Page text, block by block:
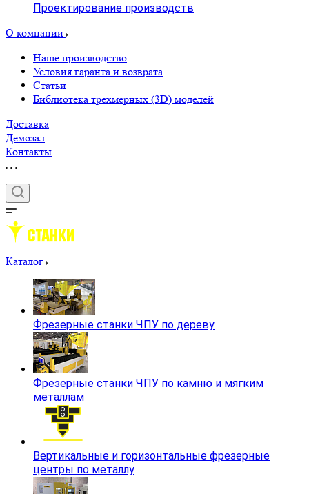
Проектирование производств
О компании
Наше производство
Условия гаранта и возврата
Статьи
Библиотека трехмерных (3D) моделей
Доставка
Демозал
Контакты
Каталог
Фрезерные станки ЧПУ по дереву
Фрезерные станки ЧПУ по камню и мягким
металлам
Вертикальные и горизонтальные фрезерные
центры по металлу